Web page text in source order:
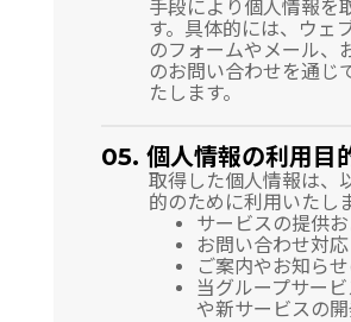
手段により個人情報を
す。具体的には、ウェ
のフォームやメール、
のお問い合わせを通じ
たします。
05. 個人情報の利用目
取得した個人情報は、
的のために利用いたしま
サービスの提供
お問い合わせ対応
ご案内やお知ら
当グループサー
や新サービスの